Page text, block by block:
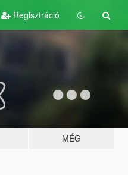
Regisztráció
MÉG